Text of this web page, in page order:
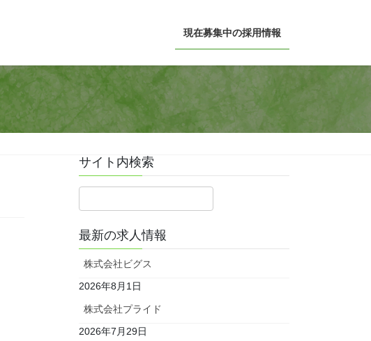
現在募集中の採用情報
サイト内検索
最新の求人情報
株式会社ビグス
2026年8月1日
株式会社プライド
2026年7月29日